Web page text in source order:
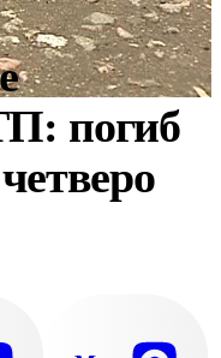
погиб